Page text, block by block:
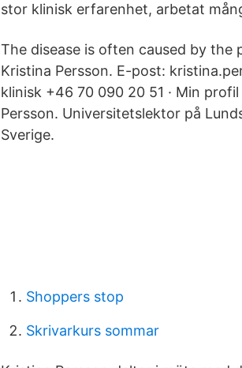
stor klinisk erfarenhet, arbetat
The disease is often caused by the
Kristina Persson. E-post:
klinisk +46 70 090 20 51 · Min
Persson. Universitetslektor på
Sverige.
Shoppers stop
Skrivarkurs sommar